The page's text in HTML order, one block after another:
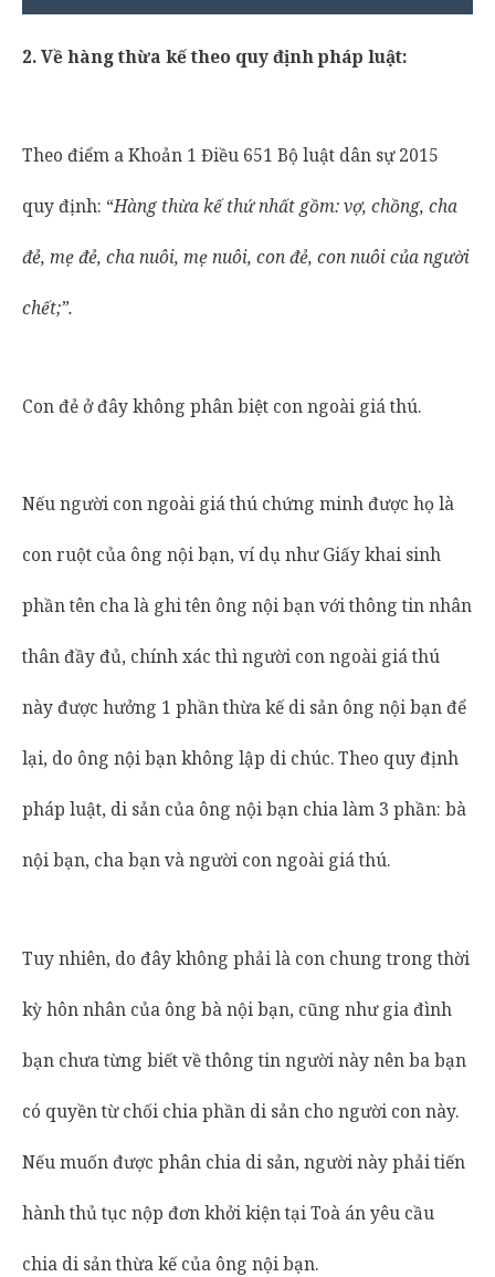
2. Về hàng thừa kế theo quy định pháp luật:
Theo điểm a Khoản 1 Điều 651 Bộ luật dân sự 2015
quy định: “Hàng thừa kế thứ nhất gồm: vợ, chồng, cha
đẻ, mẹ đẻ, cha nuôi, mẹ nuôi, con đẻ, con nuôi của người
chết;”.
Con đẻ ở đây không phân biệt con ngoài giá thú.
Nếu người con ngoài giá thú chứng minh được họ là
con ruột của ông nội bạn, ví dụ như Giấy khai sinh
phần tên cha là ghi tên ông nội bạn với thông tin nhân
thân đầy đủ, chính xác thì người con ngoài giá thú
này được hưởng 1 phần thừa kế di sản ông nội bạn để
lại, do ông nội bạn không lập di chúc. Theo quy định
pháp luật, di sản của ông nội bạn chia làm 3 phần: bà
nội bạn, cha bạn và người con ngoài giá thú.
Tuy nhiên, do đây không phải là con chung trong thời
kỳ hôn nhân của ông bà nội bạn, cũng như gia đình
bạn chưa từng biết về thông tin người này nên ba bạn
có quyền từ chối chia phần di sản cho người con này.
Nếu muốn được phân chia di sản, người này phải tiến
hành thủ tục nộp đơn khởi kiện tại Toà án yêu cầu
chia di sản thừa kế của ông nội bạn.